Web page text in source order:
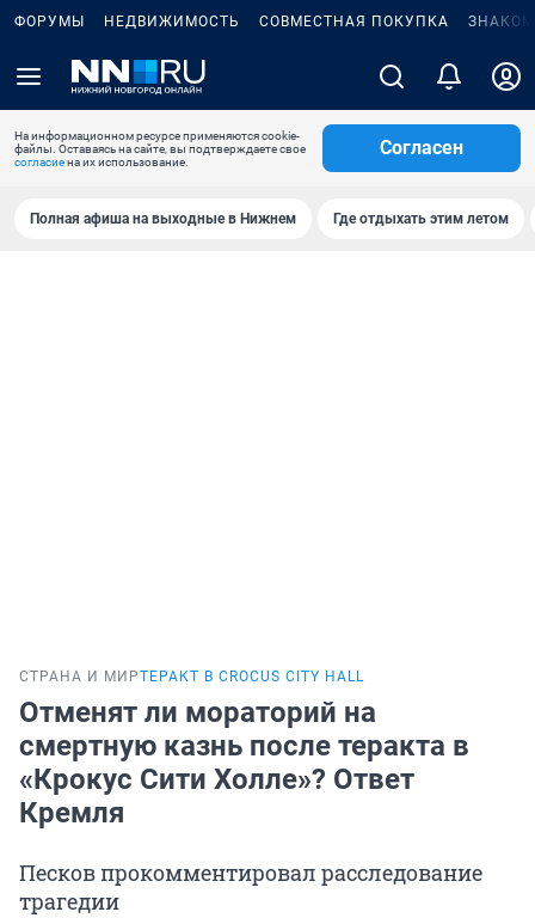
ФОРУМЫ НЕДВИЖИМОСТЬ СОВМЕСТНАЯ ПОКУПКА
На информационном ресурсе применяются cookie-
файлы. Оставаясь на сайте, вы подтверждаете свое
согласиена их использование.
Согласен
Полная афиша на выходные в Нижнем Где отдыхать этим летом
СТРАНА И МИРТЕРАКТ В CROCUS CITY HALL
Отменят ли мораторий на
смертную казнь после теракта в
«Крокус Сити Холле»? Ответ
Кремля
Песков прокомментировал расследование
трагедии